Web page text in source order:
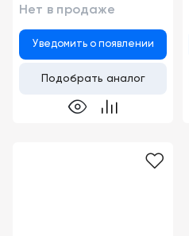
Нет в продаже
Уведомить о появлении
Подобрать аналог